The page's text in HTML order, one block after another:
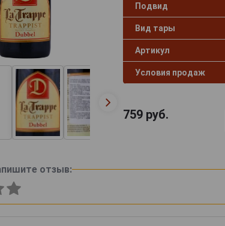
Подвид
Вид тары
Артикул
Условия продаж
759руб.
отзыв: